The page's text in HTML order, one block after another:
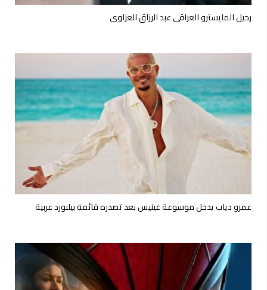
رحيل المايسترو العراقي عبد الرزاق العزاوي
عمرو دياب يدخل موسوعة غينيس بعد تصدره قائمة بيلبورد عربية